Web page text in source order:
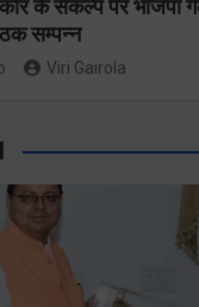
के संकल्प पर भाजपा
सम्पन्न
Viri Gairola